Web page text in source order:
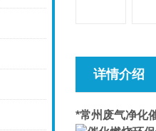
详情介绍
*常州废气净化